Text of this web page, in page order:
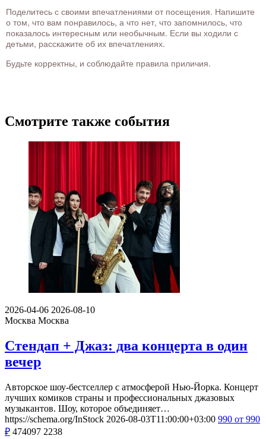
Поделитесь с своими впечатлениями от посещения. Напишите
о том, что вам понравилось, а что нет, что запомнилось, что
показалось интересным или необычным. Если вы ходили с
детьми, расскажите об их впечатлениях.
Будьте корректны, и соблюдайте правила приличия.
Смотрите также события
2026-04-06 2026-08-10
Москва Москва
Стендап + Джаз: два концерта в один
вечер
Авторское шоу-бестселлер с атмосферой Нью-Йорка. Концерт
лучших комиков страны и профессиональных джазовых
музыкантов. Шоу, которое объединяет…
https://schema.org/InStock 2026-08-03T11:00:00+03:00 990 от 990
₽ 474097 2238